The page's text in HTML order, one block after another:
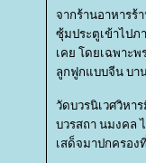
จากร้านอาหารร้
ซุ้มประตูเข้าไปภ
เคย โดยเฉพาะ
ลูกฟูกแบบจีน บา
วัดบวรนิเวศวิหา
บวรสถา นมงคล
เสด็จมาปกครอง